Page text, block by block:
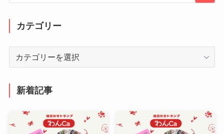
カテゴリー
新着記事